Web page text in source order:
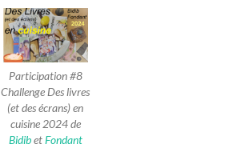
Participation #8
Challenge Des livres
(et des écrans) en
cuisine 2024 de
BidibetFondant